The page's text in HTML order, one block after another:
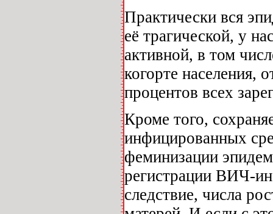
Практически вся
её трагической, у
активной, в том
когорте населения,
процентов всех
Кроме того,
инфицированных
феминизации
регистрации ВИЧ-
следствие, числа